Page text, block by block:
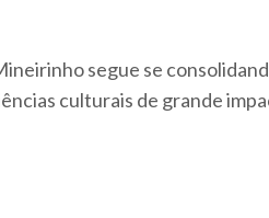
segue se
culturais de grande